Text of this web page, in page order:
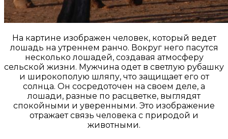
На картине изображен человек, который ведет
лошадь на утреннем ранчо. Вокруг него пасутся
несколько лошадей, создавая атмосферу
сельской жизни. Мужчина одет в светлую рубашку
и широкополую шляпу, что защищает его от
солнца. Он сосредоточен на своем деле, а
лошади, разные по расцветке, выглядят
спокойными и уверенными. Это изображение
отражает связь человека с природой и
животными.